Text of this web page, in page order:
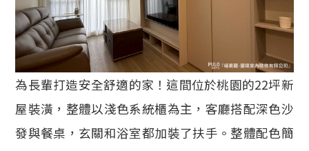
為長輩打造安全舒適的家！這間位於桃園的22坪新
屋裝潢，整體以淺色系統櫃為主，客廳搭配深色沙
發與餐桌，玄關和浴室都加裝了扶手。整體配色簡